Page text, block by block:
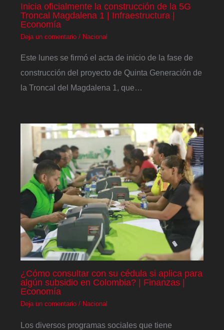
Inicia oficialmente la construcción de la 5G
Troncal Magdalena 1 | Infraestructura |
Economía
Deja un comentario / Nacional
Este lunes se firmó el acta de inicio de la fase de
construcción del proyecto de Quinta Generación de
la Troncal del Magdalena 1, que…
¿Cómo consultar con su cédula si aplica para
algún subsidio en Colombia? | Finanzas |
Economía
Deja un comentario / Nacional
Los diversos programas sociales que tiene